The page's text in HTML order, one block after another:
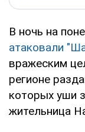
В ночь на
атаковали
вражеским
регионе
которых уши
жительница